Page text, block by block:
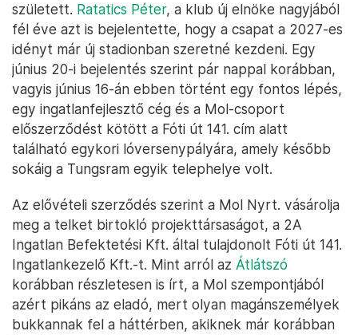
született. Ratatics Péter, a klub új elnöke nagyjából
fél éve azt is bejelentette, hogy a csapat a 2027-es
idényt már új stadionban szeretné kezdeni. Egy
június 20-i bejelentés szerint pár nappal korábban,
vagyis június 16-án ebben történt egy fontos lépés,
egy ingatlanfejlesztő cég és a Mol-csoport
előszerződést kötött a Fóti út 141. cím alatt
található egykori lóversenypályára, amely később
sokáig a Tungsram egyik telephelye volt.
Az elővételi szerződés szerint a Mol Nyrt. vásárolja
meg a telket birtokló projekttársaságot, a 2A
Ingatlan Befektetési Kft. által tulajdonolt Fóti út 141.
Ingatlankezelő Kft.-t. Mint arról az Átlátszó
korábban részletesen is írt, a Mol szempontjából
azért pikáns az eladó, mert olyan magánszemélyek
bukkannak fel a háttérben, akiknek már korábban